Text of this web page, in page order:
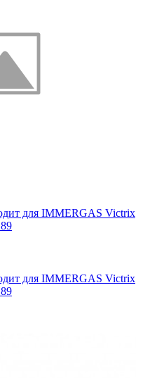
для IMMERGAS Victrix
для IMMERGAS Victrix